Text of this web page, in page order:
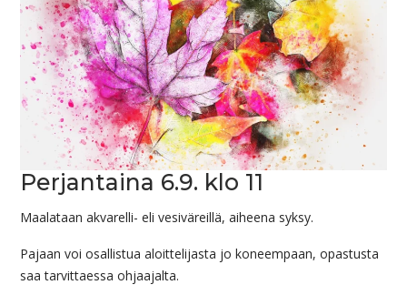
Perjantaina 6.9. klo 11
Maalataan akvarelli- eli vesiväreillä, aiheena syksy.
Pajaan voi osallistua aloittelijasta jo koneempaan, opastusta
saa tarvittaessa ohjaajalta.